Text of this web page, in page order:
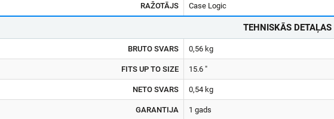
RAŽOTĀJS Case Logic
TEHNISKĀS DETAĻAS
BRUTO SVARS 0,56 kg
FITS UP TO SIZE 15.6 "
NETO SVARS 0,54 kg
GARANTIJA 1 gads